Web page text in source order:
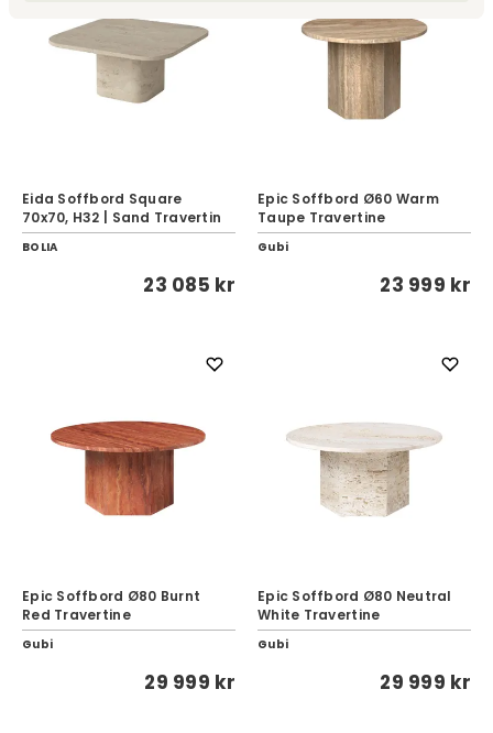
Eida Soffbord Square
70x70, H32 | Sand Travertin
BOLIA
23 085 kr
Epic Soffbord Ø60 Warm
Taupe Travertine
Gubi
23 999 kr
Epic Soffbord Ø80 Burnt
Red Travertine
Gubi
29 999 kr
Epic Soffbord Ø80 Neutral
White Travertine
Gubi
29 999 kr